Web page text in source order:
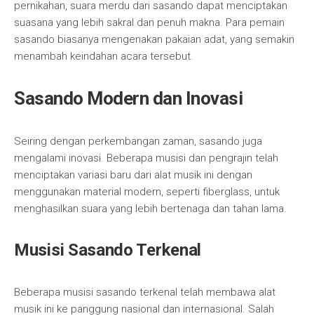
pernikahan, suara merdu dari sasando dapat menciptakan
suasana yang lebih sakral dan penuh makna. Para pemain
sasando biasanya mengenakan pakaian adat, yang semakin
menambah keindahan acara tersebut.
Sasando Modern dan Inovasi
Seiring dengan perkembangan zaman, sasando juga
mengalami inovasi. Beberapa musisi dan pengrajin telah
menciptakan variasi baru dari alat musik ini dengan
menggunakan material modern, seperti fiberglass, untuk
menghasilkan suara yang lebih bertenaga dan tahan lama.
Musisi Sasando Terkenal
Beberapa musisi sasando terkenal telah membawa alat
musik ini ke panggung nasional dan internasional. Salah